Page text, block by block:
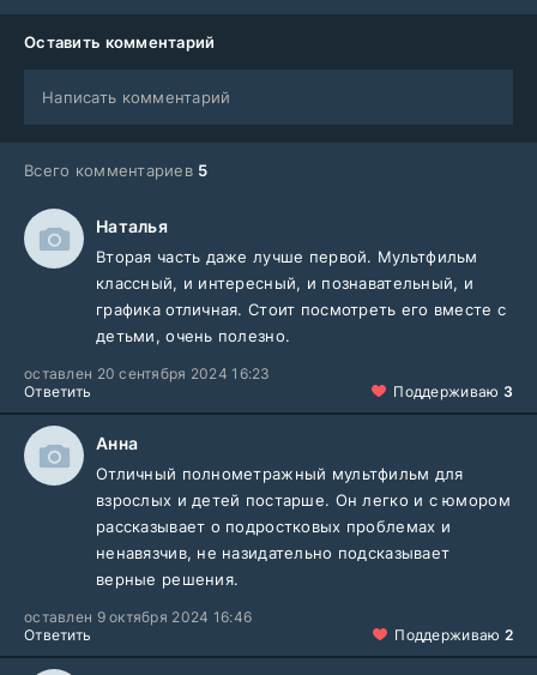
Оставить комментарий
Написать комментарий
Всего комментариев 5
Наталья
Вторая часть даже лучше первой. Мультфильм
классный, и интересный, и познавательный, и
графика отличная. Стоит посмотреть его вместе с
детьми, очень полезно.
оставлен 20 сентября 2024 16:23
Ответить
Поддерживаю 3
Анна
Отличный полнометражный мультфильм для
взрослых и детей постарше. Он легко и с юмором
рассказывает о подростковых проблемах и
ненавязчив, не назидательно подсказывает
верные решения.
оставлен 9 октября 2024 16:46
Ответить
Поддерживаю 2